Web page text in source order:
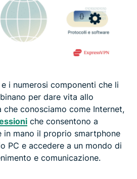
i numerosi componenti che li
per dare vita allo
che conosciamo come Internet,
che consentono a
in mano il proprio smartphone
PC e accedere a un mondo di
e comunicazione.